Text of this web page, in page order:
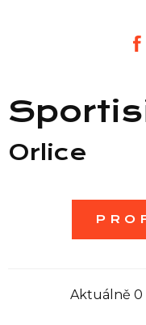
Orlice
Aktuálně 0